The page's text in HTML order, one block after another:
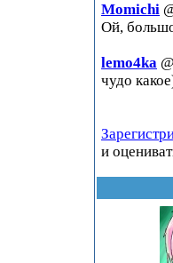
Momichi
Ой,
lemo4ka
чудо
и